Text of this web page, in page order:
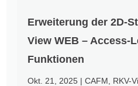
Erweiterung der 2D-
View WEB – Access-
Funktionen
Okt. 21, 2025 |CAFM RKV-